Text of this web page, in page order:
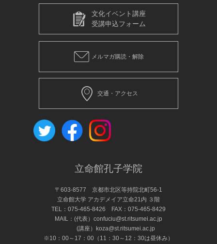
文化イベント講座
受講申込フォーム
メルマガ購読・解除
交通・アクセス
立命館孔子学院
〒603-8577 京都市北区等持院北町56-1
立命館大学 アカデメイア立命21内 ３階
TEL： 075-465-8426 FAX：075-465-8429
MAIL：(代表） confuciu@st.ritsumei.ac.jp
(講座） koza@st.ritsumei.ac.jp
※10：00～17：00（11：30～12：30は昼休み）